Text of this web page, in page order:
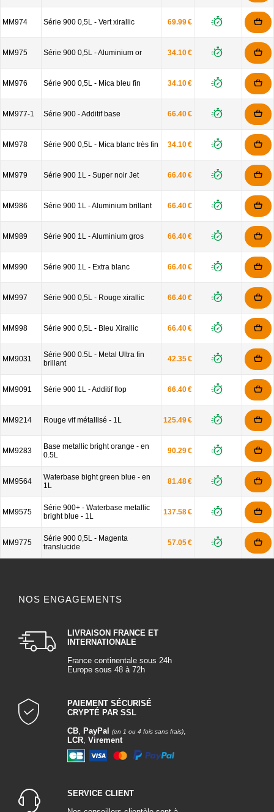
MM974 Série 900 0,5L - Vert xirallic 69.99 €
MM975 Série 900 0,5L - Aluminium or 34.10 €
MM976 Série 900 0,5L - Mica bleu fin 34.10 €
MM977-1 Série 900 - Additif base 66.40 €
MM978 Série 900 0,5L - Mica blanc très fin 34.10 €
MM979 Série 900 1L - Super noir Jet 66.40 €
MM986 Série 900 1L - Aluminium brillant 66.40 €
MM989 Série 900 1L - Aluminium gros 66.40 €
MM990 Série 900 1L - Extra blanc 66.40 €
MM997 Série 900 0,5L - Rouge xirallic 66.40 €
MM998 Série 900 0,5L - Bleu Xirallic 66.40 €
MM9031
Série 900 0.5L - Metal Ultra fin
brillant
42.35 €
MM9091 Série 900 1L - Additif flop 66.40 €
MM9214 Rouge vif métallisé - 1L 125.49 €
MM9283
Base metallic bright orange - en
0.5L
90.29 €
MM9564
Waterbase bight green blue - en
1L
81.48 €
MM9575
Série 900+ - Waterbase metallic
bright blue - 1L
137.58 €
MM9775
Série 900 0,5L - Magenta
translucide
57.05 €
NOS ENGAGEMENTS
LIVRAISON FRANCE ET
INTERNATIONALE
France continentale sous 24h
Europe sous 48 à 72h
PAIEMENT SÉCURISÉ
CRYPTÉ PAR SSL
CB, PayPal (en 1 ou 4 fois sans frais),
LCR, Virement
SERVICE CLIENT